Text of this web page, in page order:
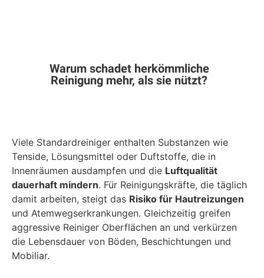
Warum schadet herkömmliche
Reinigung mehr, als sie nützt?
Viele Standardreiniger enthalten Substanzen wie
Tenside, Lösungsmittel oder Duftstoffe, die in
Innenräumen ausdampfen und die Luftqualität
dauerhaft mindern. Für Reinigungskräfte, die täglich
damit arbeiten, steigt das Risiko für Hautreizungen
und Atemwegserkrankungen. Gleichzeitig greifen
aggressive Reiniger Oberflächen an und verkürzen
die Lebensdauer von Böden, Beschichtungen und
Mobiliar.